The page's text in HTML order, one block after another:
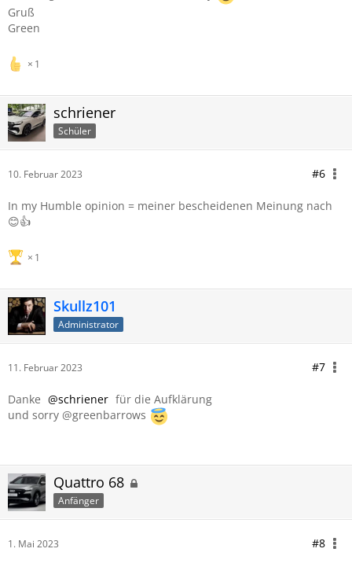
Gruß
Green
1
schriener
Schüler
10. Februar 2023 #6
In my Humble opinion = meiner bescheidenen Meinung nach
😊👍
1
Skullz101
Administrator
11. Februar 2023 #7
Danke schriener für die Aufklärung
und sorry @greenbarrows
Quattro 68
Anfänger
1. Mai 2023 #8